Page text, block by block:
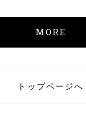
MORE
トップページへ